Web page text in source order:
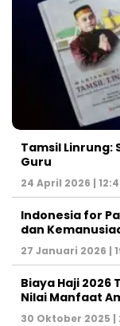
Tamsil Linrung:
Guru
24 April 2026 |
Indonesia for
dan
27 Januari 2026 |
Biaya Haji 2026
Nilai Manfaat
30 Oktober 2025 |